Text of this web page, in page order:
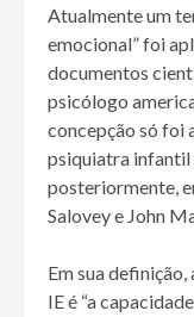
Atualmente um
emocional” foi
documentos
psicólogo
concepção só foi
psiquiatra infantil
posteriormente,
Salovey e John
Em sua
IE é “a